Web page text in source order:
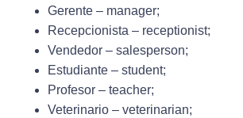
Gerente – manager;
Recepcionista – receptionist;
Vendedor – salesperson;
Estudiante – student;
Profesor – teacher;
Veterinario – veterinarian;